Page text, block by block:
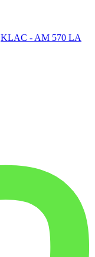
KLAC - AM 570 LA